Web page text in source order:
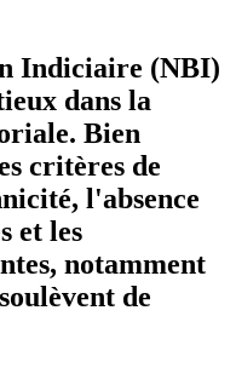
Indiciaire (NBI)
dans la
Bien
critères de
l'absence
et les
notamment
de